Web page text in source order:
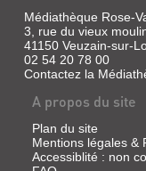
Médiathèque Rose-
3, rue du vieux
41150 Veuzain-sur-
02 54 20 78 00
Contactez la
A propos du site
Plan du site
Mentions légales &
Accessiblité : non